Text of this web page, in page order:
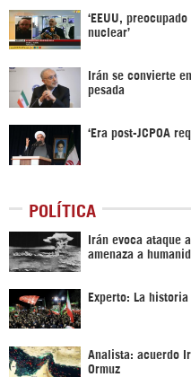
‘EEUU,
nuclear’
Irán se convierte
pesada
‘Era post-JCPOA
POLÍTICA
Irán evoca ataque
amenaza a
Experto: La
Analista: acuerdo
Ormuz